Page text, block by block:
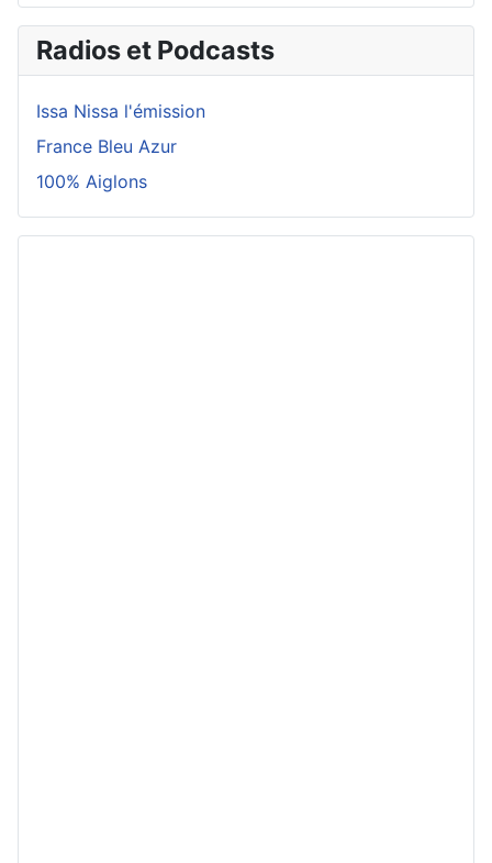
Radios et Podcasts
Issa Nissa l'émission
France Bleu Azur
100% Aiglons